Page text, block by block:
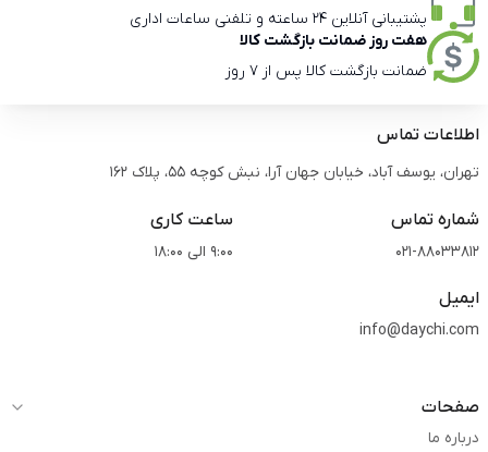
پشتیبانی آنلاین 24 ساعته و تلفنی ساعات اداری
هفت روز ضمانت بازگشت کالا
ضمانت بازگشت کالا پس از 7 روز
اطلاعات تماس
تهران، یوسف آباد، خیابان جهان آرا، نبش کوچه 55، پلاک 162
شماره تماس
021-88033812
ساعت کاری
9:00 الی 18:00
ایمیل
info@daychi.com
صفحات
درباره ما